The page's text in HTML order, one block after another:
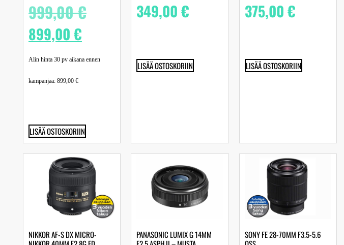
999,00€
899,00€
Alin hinta 30 pv aikana ennen
kampanjaa: 899,00 €
LISÄÄ OSTOSKORIIN
349,00€
LISÄÄ OSTOSKORIIN
375,00€
LISÄÄ OSTOSKORIIN
NIKKOR AF-S DX MICRO-
PANASONIC LUMIX G 14MM
SONY FE 28-70MM F3.5-5.6